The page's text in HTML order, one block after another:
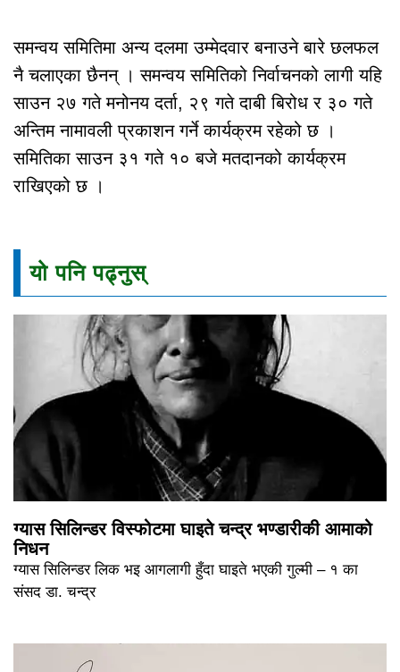
समन्वय समितिमा अन्य दलमा उम्मेदवार बनाउने बारे छलफल
नै चलाएका छैनन् । समन्वय समितिको निर्वाचनको लागी यहि
साउन २७ गते मनोनय दर्ता, २९ गते दाबी बिरोध र ३० गते
अन्तिम नामावली प्रकाशन गर्ने कार्यक्रम रहेको छ ।
समितिका साउन ३१ गते १० बजे मतदानको कार्यक्रम
राखिएको छ ।
यो पनि पढ्नुस्
ग्यास सिलिन्डर विस्फोटमा घाइते चन्द्र भण्डारीकी आमाको
निधन
ग्यास सिलिन्डर लिक भइ आगलागी हुँदा घाइते भएकी गुल्मी – १ का
संसद डा. चन्द्र